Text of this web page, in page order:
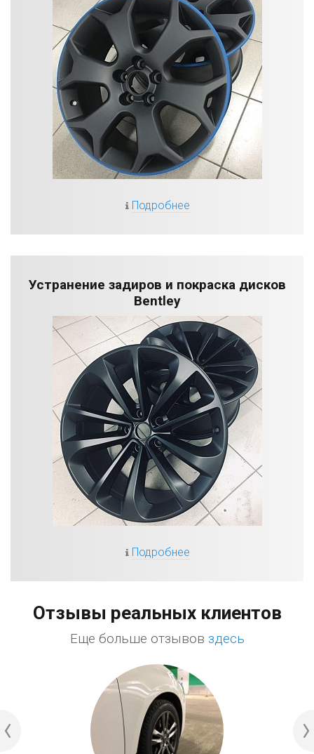
Подробнее
Устранение задиров и покраска дисков
Bentley
Подробнее
Отзывы реальных клиентов
Еще больше отзывов здесь